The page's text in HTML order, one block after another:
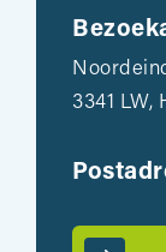
3341 LW,